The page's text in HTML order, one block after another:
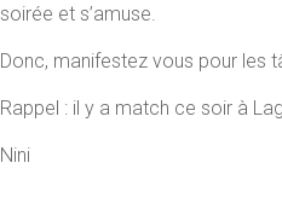
soirée et s’amuse.
Donc, manifestez vous pour les
Rappel : il y a match ce soir à
Nini